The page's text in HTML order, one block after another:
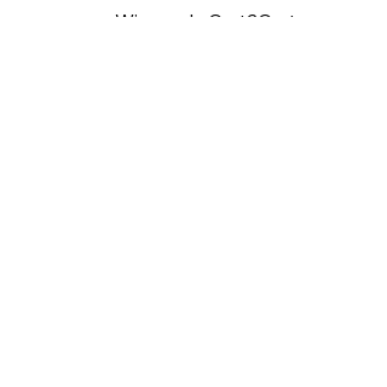
apps van Wix, zoals Cart2Cart.